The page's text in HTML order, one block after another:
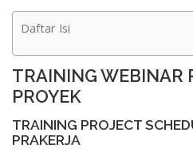
Daftar Isi
TRAINING WEBINAR
PROYEK
TRAINING PROJECT
PRAKERJA